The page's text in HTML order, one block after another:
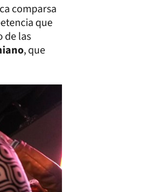
comparsa
que
de las
, que